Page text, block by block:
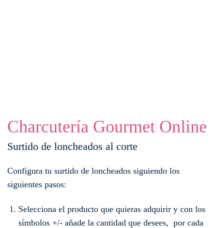
Charcutería Gourmet Online
Surtido de loncheados al corte
Configura tu surtido de loncheados siguiendo los
siguientes pasos:
Selecciona el producto que quieras adquirir y con los
símbolos +/- añade la cantidad que desees, por cada